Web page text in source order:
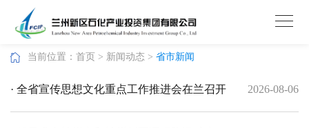
当前位置： 首页 > 新闻动态 > 省市新闻
2026-08-06
· 全省宣传思想文化重点工作推进会在兰召开